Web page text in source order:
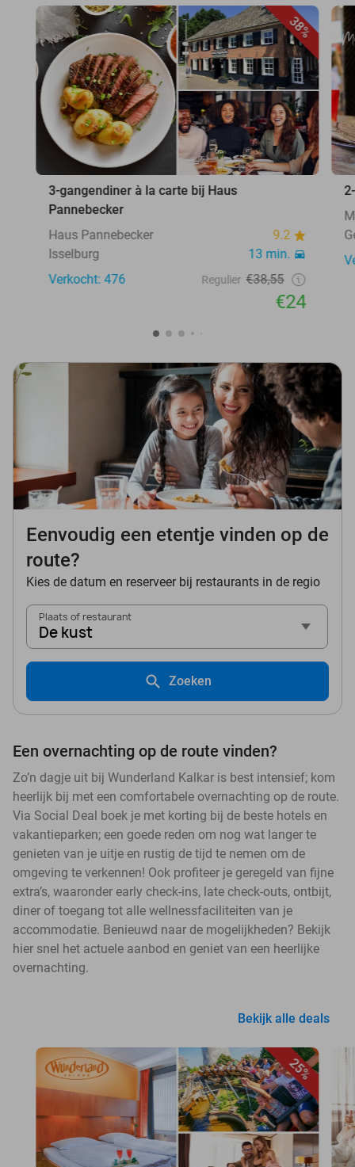
38%
3-gangendiner à la carte bij Haus
Pannebecker
Haus Pannebecker
9.2
Isselburg
13 min.
Verkocht: 476
Regulier €38,55
€24
Eenvoudig een etentje vinden op de
route?
Kies de datum en reserveer bij restaurants in de regio
Plaats of restaurant
De kust
Zoeken
Een overnachting op de route vinden?
Zo’n dagje uit bij Wunderland Kalkar is best intensief; kom
heerlijk bij met een comfortabele overnachting op de route.
Via Social Deal boek je met korting bij de beste hotels en
vakantieparken; een goede reden om nog wat langer te
genieten van je uitje en rustig de tijd te nemen om de
omgeving te verkennen! Ook profiteer je geregeld van fijne
extra’s, waaronder early check-ins, late check-outs, ontbijt,
diner of toegang tot alle wellnessfaciliteiten van je
accommodatie. Benieuwd naar de mogelijkheden? Bekijk
hier snel het actuele aanbod en geniet van een heerlijke
overnachting.
Bekijk alle deals
25%